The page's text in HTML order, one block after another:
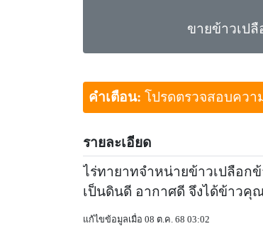
ขายข้าวเป
คำเตือน: โปรดตรวจสอบควา
รายละเอียด
ไร่ทายาทจำหน่ายข้าวเปลือก
เป็นดินดี อากาศดี จึงได้ข้าวคุ
แก้ไขข้อมูลเมื่อ 08 ต.ค. 68 03:02